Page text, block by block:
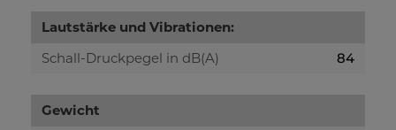
Lautstärke und Vibrationen:
Schall-Druckpegel in dB(A)
84
Gewicht